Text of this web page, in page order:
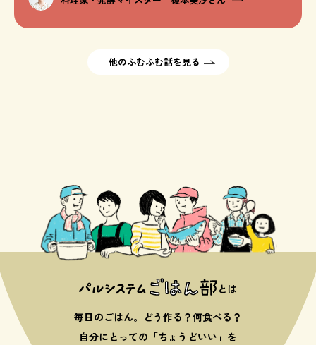
他のふむふむ話を見る
とは
毎日のごはん。どう作る？何食べる？
自分にとっての「ちょうどいい」を